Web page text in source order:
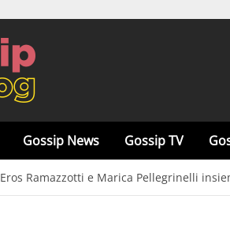
Gossip News Gossip TV
Eros Ramazzotti e Marica Pellegrinelli